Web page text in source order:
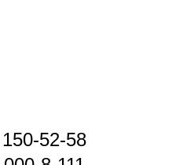
52-58